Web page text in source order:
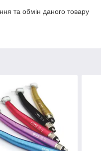
та обмін даного товару